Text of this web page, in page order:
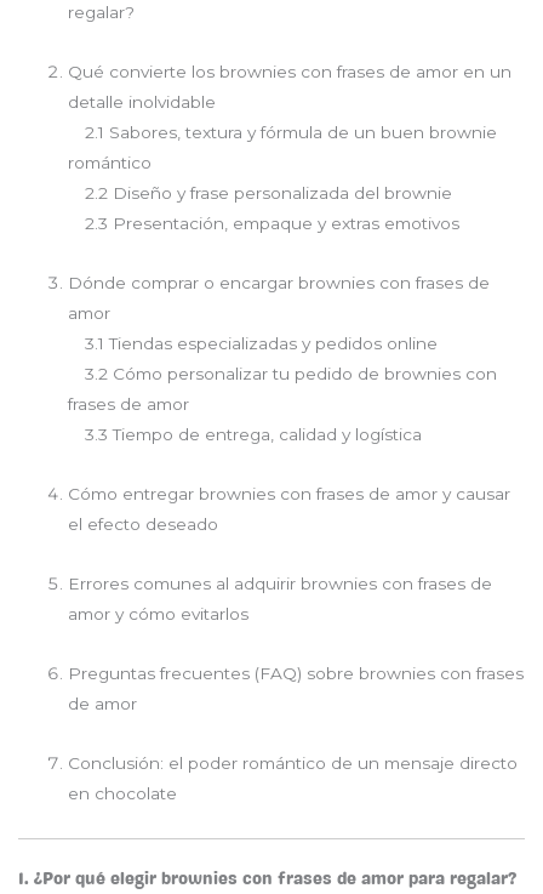
regalar?
Qué convierte los brownies con frases de amor en un
detalle inolvidable
2.1 Sabores, textura y fórmula de un buen brownie
romántico
2.2 Diseño y frase personalizada del brownie
2.3 Presentación, empaque y extras emotivos
Dónde comprar o encargar brownies con frases de
amor
3.1 Tiendas especializadas y pedidos online
3.2 Cómo personalizar tu pedido de brownies con
frases de amor
3.3 Tiempo de entrega, calidad y logística
Cómo entregar brownies con frases de amor y causar
el efecto deseado
Errores comunes al adquirir brownies con frases de
amor y cómo evitarlos
Preguntas frecuentes (FAQ) sobre brownies con frases
de amor
Conclusión: el poder romántico de un mensaje directo
en chocolate
1. ¿Por qué elegir brownies con frases de amor para regalar?